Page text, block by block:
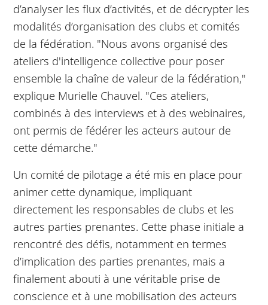
d’analyser les flux d’activités, et de décrypter les
modalités d’organisation des clubs et comités
de la fédération. "Nous avons organisé des
ateliers d'intelligence collective pour poser
ensemble la chaîne de valeur de la fédération,"
explique Murielle Chauvel. "Ces ateliers,
combinés à des interviews et à des webinaires,
ont permis de fédérer les acteurs autour de
cette démarche."
Un comité de pilotage a été mis en place pour
animer cette dynamique, impliquant
directement les responsables de clubs et les
autres parties prenantes. Cette phase initiale a
rencontré des défis, notamment en termes
d’implication des parties prenantes, mais a
finalement abouti à une véritable prise de
conscience et à une mobilisation des acteurs